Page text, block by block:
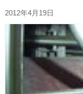
2012年4月19日